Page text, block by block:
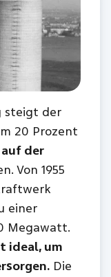
steigt der
20 Prozent
der
Von 1955
einer
Megawatt.
ideal, um
Die